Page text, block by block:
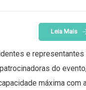
Leia Mais
e representantes
do
máxima com